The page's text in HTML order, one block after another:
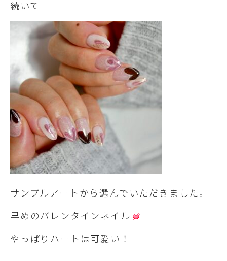
続いて
サンプルアートから選んでいただきました。
早めのバレンタインネイル
やっぱりハートは可愛い！